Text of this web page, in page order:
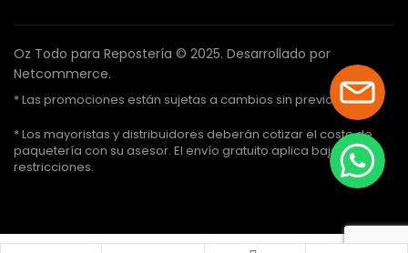
Oz Todo para Repostería © 2025. Desarrollado por
Netcommerce.
* Las promociones están sujetas a cambios sin previo aviso.
* Los mayoristas y distribuidores deberán cotizar el costo de
paquetería con su asesor. El envío gratuito aplica bajo ciertas
restricciones.